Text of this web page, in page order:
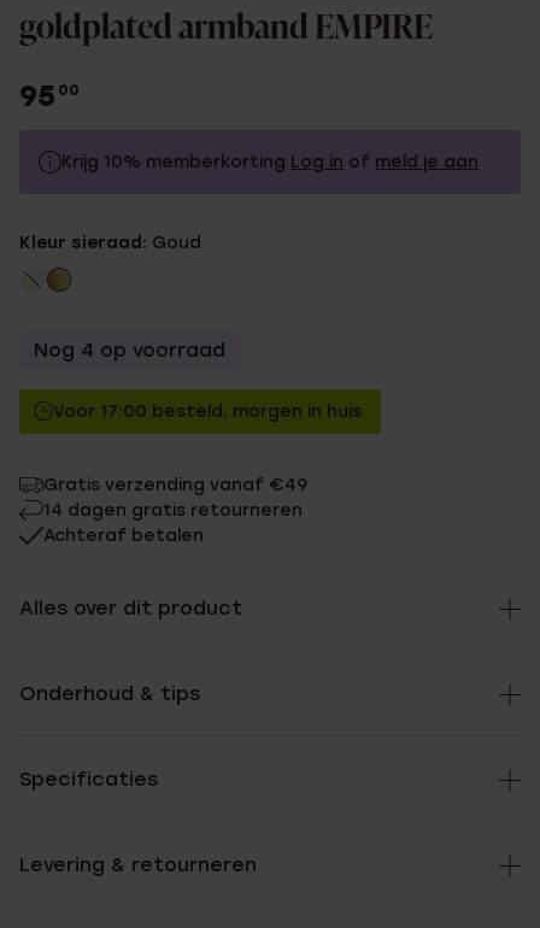
goldplated armband EMPIRE
95 00
Krijg 10% memberkorting Log in of meld je aan
Zonder memberkorting
Kleur sieraad: Goud
Nog 4 op voorraad
Voor 17:00 besteld, morgen in huis
Gratis verzending vanaf €49
14 dagen gratis retourneren
Achteraf betalen
Alles over dit product
Onderhoud & tips
Specificaties
Levering & retourneren